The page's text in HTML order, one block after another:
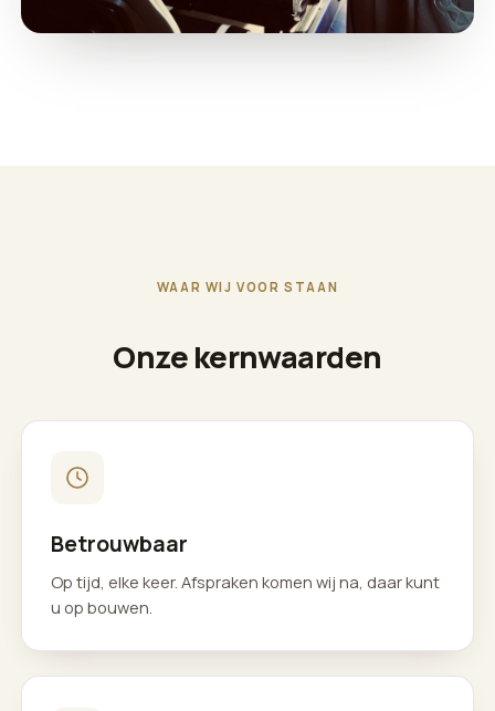
WAAR WIJ VOOR STAAN
Onze kernwaarden
Betrouwbaar
Op tijd, elke keer. Afspraken komen wij na, daar kunt
u op bouwen.